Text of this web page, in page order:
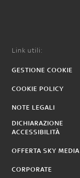
Link utili:
GESTIONE COOKIE
COOKIE POLICY
NOTE LEGALI
DICHIARAZIONE
ACCESSIBILITÀ
OFFERTA SKY MEDIA
CORPORATE